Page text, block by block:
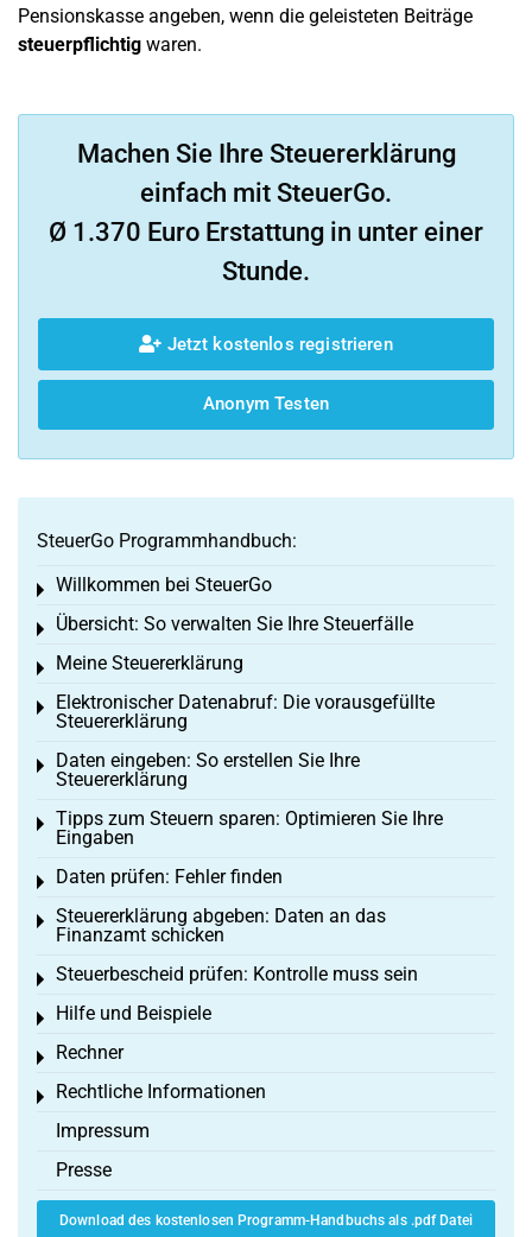
Pensionskasse angeben, wenn die geleisteten Beiträge
steuerpflichtig waren.
Machen Sie Ihre Steuererklärung
einfach mit SteuerGo.
Ø 1.370 Euro Erstattung in unter einer
Stunde.
Jetzt kostenlos registrieren
Anonym Testen
SteuerGo Programmhandbuch:
Willkommen bei SteuerGo
Toggle menu
Übersicht: So verwalten Sie Ihre Steuerfälle
Toggle menu
Meine Steuererklärung
Toggle menu
Elektronischer Datenabruf: Die vorausgefüllte
Steuererklärung
Toggle menu
Daten eingeben: So erstellen Sie Ihre
Steuererklärung
Toggle menu
Tipps zum Steuern sparen: Optimieren Sie Ihre
Eingaben
Toggle menu
Daten prüfen: Fehler finden
Toggle menu
Steuererklärung abgeben: Daten an das
Finanzamt schicken
Toggle menu
Steuerbescheid prüfen: Kontrolle muss sein
Toggle menu
Hilfe und Beispiele
Toggle menu
Rechner
Toggle menu
Rechtliche Informationen
Toggle menu
Impressum
Presse
Download des kostenlosen Programm-Handbuchs als .pdf Datei